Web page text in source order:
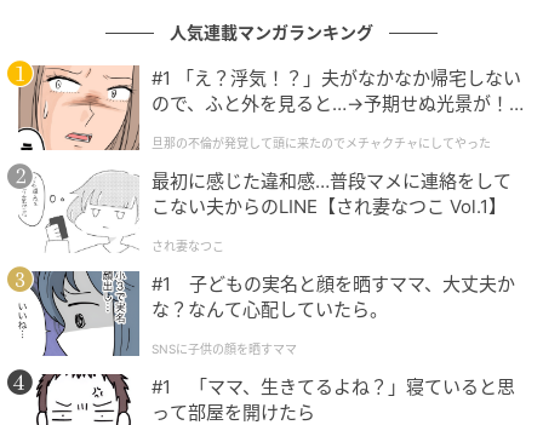
【『オールナイトニッポン』】番組概要
放送時間毎週月曜日～土曜日25時～27時※生放送
放送局ニッポン放送をキーステーションに全国36局ネ
ット
【『オールナイトニッポン』3分コラボコーナー「コラ
ボレートニッポン」概要】
企画名eスポーツ高等学院 これも学べる？クイズ
放送期間6月1日（月）～6月26日（金）
放送時間上記期間月～金曜日の26時30分頃※全国36局
ネット
人気連載マンガランキング
#1 「え？浮気！？」夫がなかなか帰宅しない
ので、ふと外を見ると…→予期せぬ光景が！
クチャにしてやった
旦那の不倫が発覚して頭に来たのでメチャクチャにしてやった
最初に感じた違和感…普段マメに連絡をして
こない夫からのLINE【され妻なつこ Vol.1】
され妻なつこ
#1 子どもの実名と顔を晒すママ、大丈夫か
な？なんて心配していたら。
SNSに子供の顔を晒すママ
#1 「ママ、生きてるよね？」寝ていると思
って部屋を開けたら